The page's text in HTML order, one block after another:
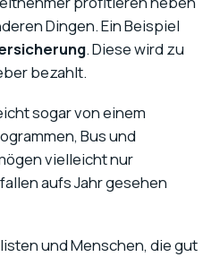
Dingen. Ein Beispiel
. Diese wird zu
bezahlt.
sogar von einem
Bus und
vielleicht nur
aufs Jahr gesehen
und Menschen, die gut